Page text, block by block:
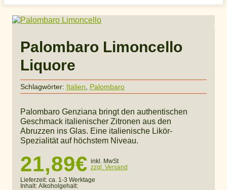
Palombaro Limoncello
Liquore
Schlagwörter: Italien Palombaro
Palombaro Genziana bringt den authentischen
Geschmack italienischer Zitronen aus den
Abruzzen ins Glas. Eine italienische Likör-
Spezialität auf höchstem Niveau.
21,89€ inkl. MwSt
zzgl. Versand
Lieferzeit: ca. 1-3 Werktage
Inhalt: Alkoholgehalt: